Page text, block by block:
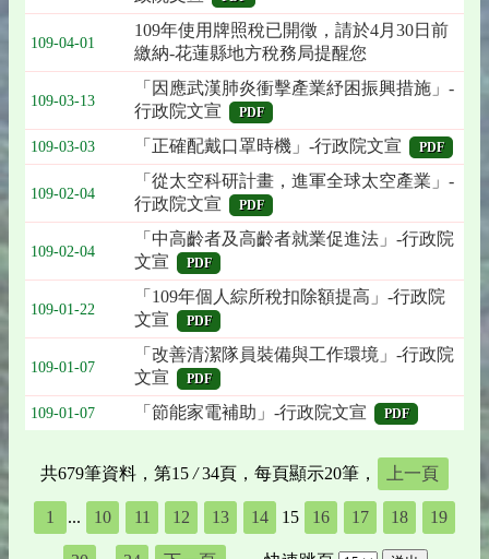
109-04-01
109年使用牌照稅已開徵，請於4月30日前
繳納-花蓮縣地方稅務局提醒您
109-03-13
「因應武漢肺炎衝擊產業紓困振興措施」-
行政院文宣
PDF
109-03-03 「正確配戴口罩時機」-行政院文宣 PDF
109-02-04
「從太空科研計畫，進軍全球太空產業」-
行政院文宣
PDF
109-02-04
「中高齡者及高齡者就業促進法」-行政院
文宣
PDF
109-01-22
「109年個人綜所稅扣除額提高」-行政院
文宣
PDF
109-01-07
「改善清潔隊員裝備與工作環境」-行政院
文宣
PDF
109-01-07 「節能家電補助」-行政院文宣 PDF
共679筆資料，第15/34頁，每頁顯示20筆， 上一頁
1 ... 10 11 12 13 14 15 16 17 18 19